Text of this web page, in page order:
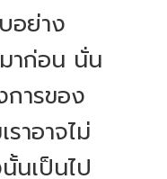
อย่าง
าก่อน นั่น
การของ
าอาจไม่
นเป็นไป